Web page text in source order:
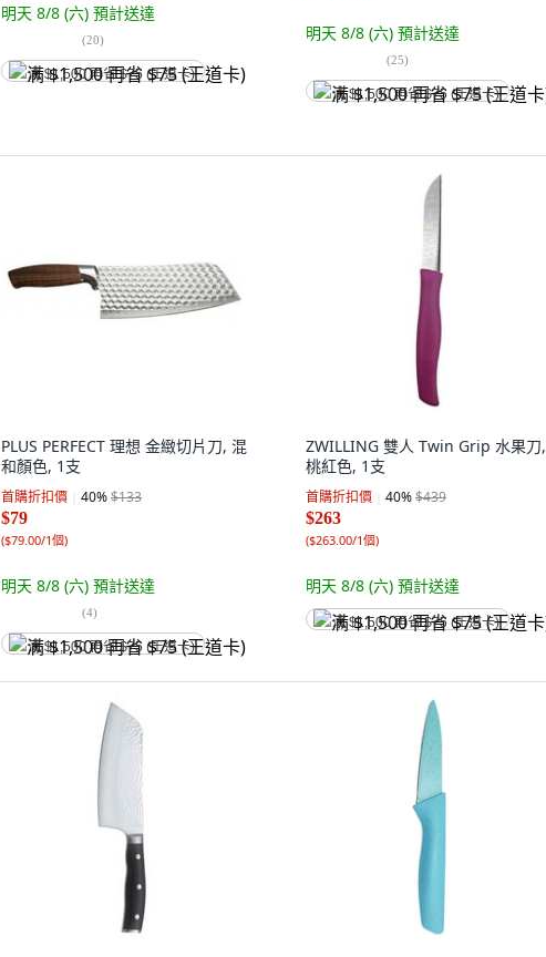
明天 8/8 (六) 預計送達
(20)
满 $1,500 再省 $75 (王道卡)
明天 8/8 (六) 預計送達
(25)
满 $1,500 再省 $75 (王道卡)
PLUS PERFECT 理想 金緻切片刀, 混
和顏色, 1支
首購折扣價 40%$133
$79
($79.00/1個)
明天 8/8 (六) 預計送達
(4)
满 $1,500 再省 $75 (王道卡)
ZWILLING 雙人 Twin Grip 水果刀,
桃紅色, 1支
首購折扣價 40%$439
$263
($263.00/1個)
明天 8/8 (六) 預計送達
满 $1,500 再省 $75 (王道卡)